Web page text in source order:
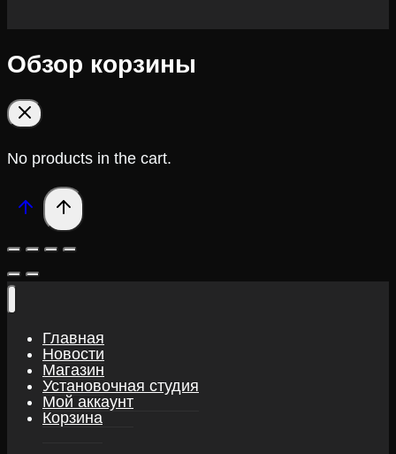
Обзор корзины
No products in the cart.
Главная
Новости
Магазин
Установочная студия
Мой аккаунт
Корзина